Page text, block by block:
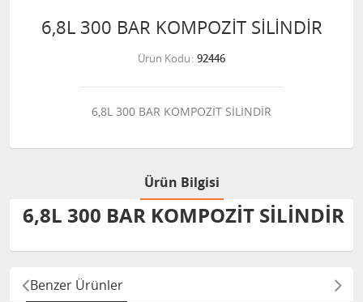
6,8L 300 BAR KOMPOZİT SİLİNDİR
Ürün Kodu 92446
6,8L 300 BAR KOMPOZİT SİLİNDİR
Ürün Bilgisi
6,8L 300 BAR KOMPOZİT SİLİNDİR
Benzer Ürünler